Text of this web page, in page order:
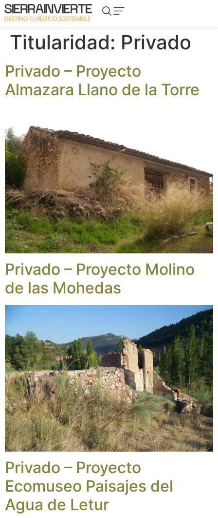
Titularidad: Privado
Privado – Proyecto
Almazara Llano de la Torre
Privado – Proyecto Molino
de las Mohedas
Privado – Proyecto
Ecomuseo Paisajes del
Agua de Letur